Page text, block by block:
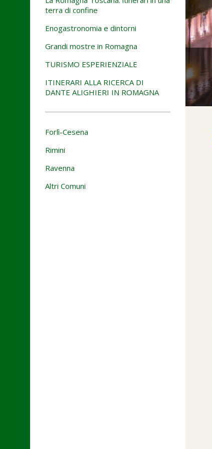
terra di confine
Enogastronomia e dintorni
Grandi mostre in Romagna
TURISMO ESPERIENZIALE
ITINERARI ALLA RICERCA DI
DANTE ALIGHIERI IN ROMAGNA
Forlì-Cesena
Rimini
Ravenna
Altri Comuni